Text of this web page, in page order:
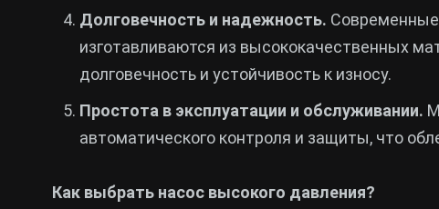
Долговечность и надежность.
изготавливаются из высококачественных
долговечность и устойчивость к износу.
Простота в эксплуатации и обслуживании.
автоматического контроля и защиты, что
Как выбрать насос высокого давления?